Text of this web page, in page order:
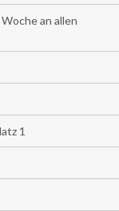
an allen
1